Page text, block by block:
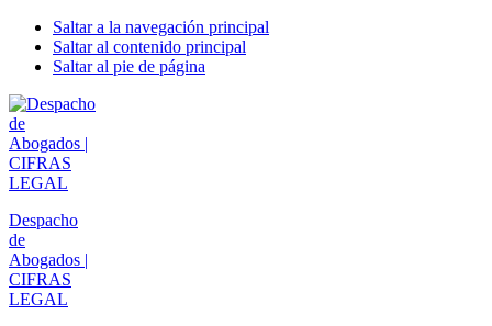
Saltar a la navegación principal
Saltar al contenido principal
Saltar al pie de página
Despacho
de
Abogados |
CIFRAS
LEGAL